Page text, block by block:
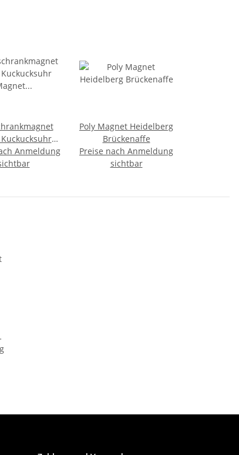
Anmeldung
Poly Magnet Heidelberg
Brückenaffe
Preise nach Anmeldung
sichtbar